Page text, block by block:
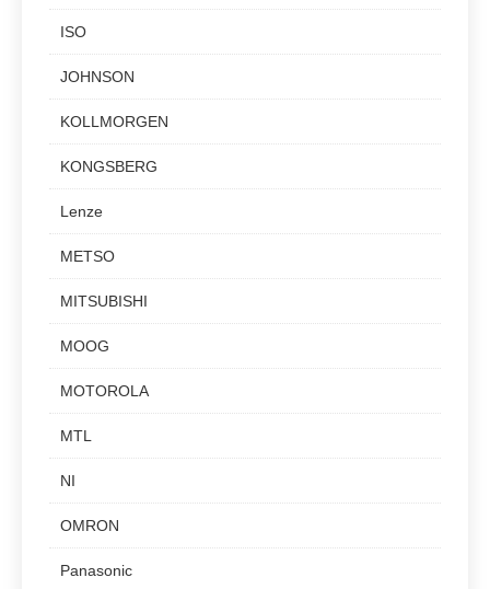
ISO
JOHNSON
KOLLMORGEN
KONGSBERG
Lenze
METSO
MITSUBISHI
MOOG
MOTOROLA
MTL
NI
OMRON
Panasonic